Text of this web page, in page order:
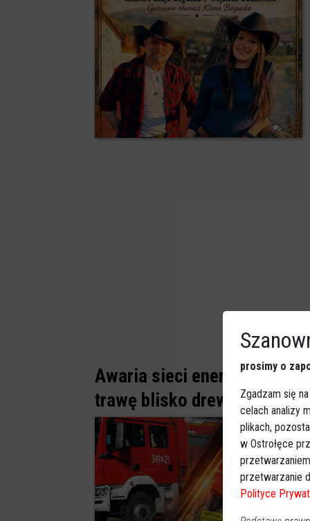
0
Awaria sieci energetycznej
trawę blisko drewnianego
prosimy o
Zgadzam się
celach analizy
plikach,
w Ostrołęce
przetwarzanie
Polityce